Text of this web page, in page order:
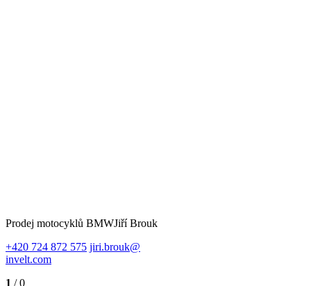
Prodej motocyklů BMWJiří Brouk
+420 724 872 575 jiri.brouk@
invelt.com
1 / 0